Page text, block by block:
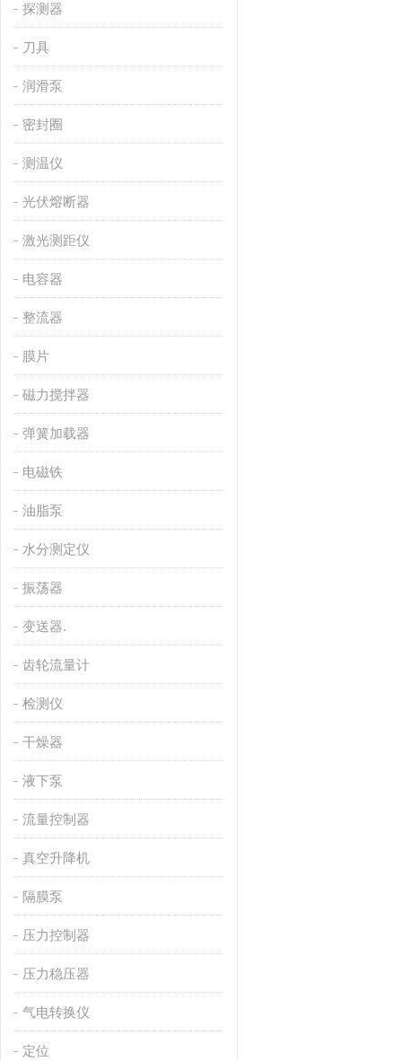
探测器
刀具
润滑泵
密封圈
测温仪
光伏熔断器
激光测距仪
电容器
整流器
膜片
磁力搅拌器
弹簧加载器
电磁铁
油脂泵
水分测定仪
振荡器
变送器.
齿轮流量计
检测仪
干燥器
液下泵
流量控制器
真空升降机
隔膜泵
压力控制器
压力稳压器
气电转换仪
定位